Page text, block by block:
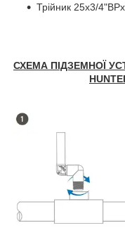
Трійник 25х3/
СХЕМА ПІДЗЕМНОЇ